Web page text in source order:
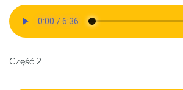
Część 2